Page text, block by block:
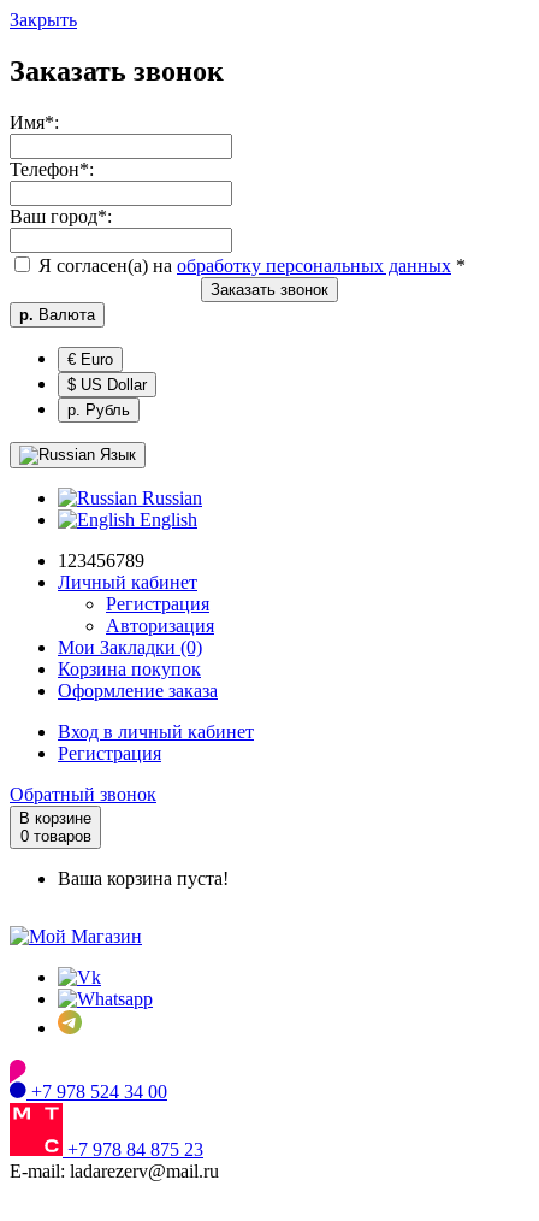
Закрыть
Заказать звонок
Имя*:
Телефон*:
Ваш город*:
Я согласен(а) на обработку персональных данных *
Заказать звонок
р. Валюта
€ Euro
$ US Dollar
р. Рубль
Язык
Russian
English
123456789
Личный кабинет
Регистрация
Авторизация
Мои Закладки (0)
Корзина покупок
Оформление заказа
Вход в личный кабинет
Регистрация
Обратный звонок
В корзине
0 товаров
Ваша корзина пуста!
+7 978 524 34 00
+7 978 84 875 23
E-mail: ladarezerv@mail.ru